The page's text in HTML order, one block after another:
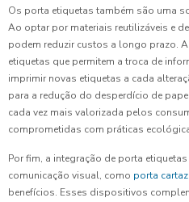
Os porta etiquetas também são uma
Ao optar por materiais reutilizáveis e
podem reduzir custos a longo prazo.
etiquetas que permitem a troca de
imprimir novas etiquetas a cada
para a redução do desperdício de
cada vez mais valorizada pelos
comprometidas com práticas
Por fim, a integração de porta
comunicação visual, como porta cartaz
benefícios. Esses dispositivos